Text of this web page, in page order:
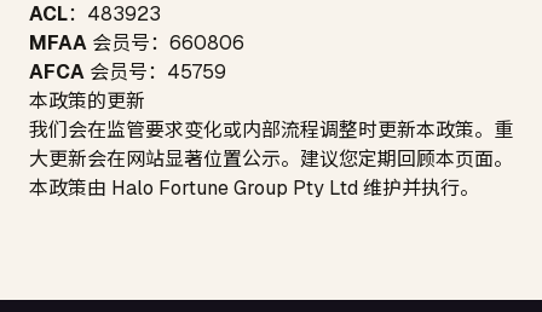
ACL： 483923
MFAA 会员号： 660806
AFCA 会员号： 45759
本政策的更新
我们会在监管要求变化或内部流程调整时更新本政策。重
大更新会在网站显著位置公示。建议您定期回顾本页面。
本政策由 Halo Fortune Group Pty Ltd维护并执行。